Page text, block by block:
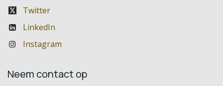
Twitter
LinkedIn
Instagram
Neem contact op